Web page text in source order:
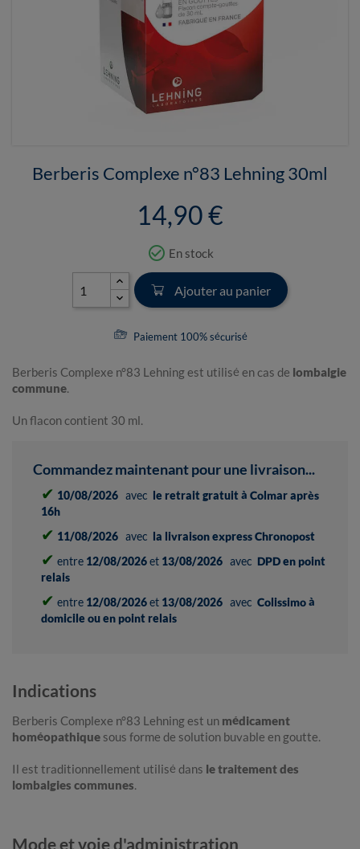
Berberis Complexe n°83 Lehning 30ml
14,90 €
check_circle_outline En stock
Ajouter au panier
Paiement 100% sécurisé
Berberis Complexe n°83 Lehning est utilisé en cas de lombalgie
commune.
Un flacon contient 30 ml.
Commandez maintenant pour une livraison...
✔ 10/08/2026 avec le retrait gratuit à Colmar après
16h
✔ 11/08/2026 avec la livraison express Chronopost
✔ entre 12/08/2026et 13/08/2026 avec DPD en point
relais
✔ entre 12/08/2026et 13/08/2026 avec Colissimo à
domicile ou en point relais
Indications
Berberis Complexe n°83 Lehning est un médicament
homéopathique sous forme de solution buvable en goutte.
Il est traditionnellement utilisé dans le traitement des
lombalgies communes.
Mode et voie d'administration